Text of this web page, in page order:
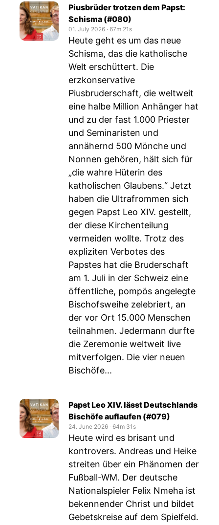
Piusbrüder trotzen dem Papst:
Schisma (#080)
01. July 2026 ‧ 67m 21s
Heute geht es um das neue
Schisma, das die katholische
Welt erschüttert. Die
erzkonservative
Piusbruderschaft, die weltweit
eine halbe Million Anhänger hat
und zu der fast 1.000 Priester
und Seminaristen und
annähernd 500 Mönche und
Nonnen gehören, hält sich für
„die wahre Hüterin des
katholischen Glaubens.“ Jetzt
haben die Ultrafrommen sich
gegen Papst Leo XIV. gestellt,
der diese Kirchenteilung
vermeiden wollte. Trotz des
expliziten Verbotes des
Papstes hat die Bruderschaft
am 1. Juli in der Schweiz eine
öffentliche, pompös angelegte
Bischofsweihe zelebriert, an
der vor Ort 15.000 Menschen
teilnahmen. Jedermann durfte
die Zeremonie weltweit live
mitverfolgen. Die vier neuen
Bischöfe...
Papst Leo XIV. lässt Deutschlands
Bischöfe auflaufen (#079)
24. June 2026 ‧ 64m 31s
Heute wird es brisant und
kontrovers. Andreas und Heike
streiten über ein Phänomen der
Fußball-WM. Der deutsche
Nationalspieler Felix Nmeha ist
bekennender Christ und bildet
Gebetskreise auf dem Spielfeld.